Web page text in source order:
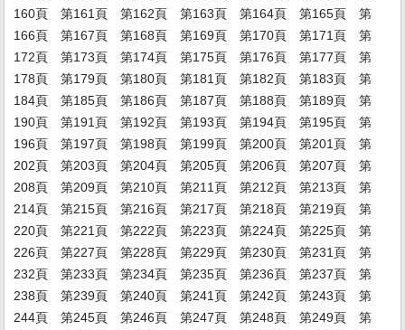
160頁
第161頁 第162頁 第163頁 第164頁 第165頁
第
166頁
第167頁 第168頁 第169頁 第170頁 第171頁
第
172頁
第173頁 第174頁 第175頁 第176頁 第177頁
第
178頁
第179頁 第180頁 第181頁 第182頁 第183頁
第
184頁
第185頁 第186頁 第187頁 第188頁 第189頁
第
190頁
第191頁 第192頁 第193頁 第194頁 第195頁
第
196頁
第197頁 第198頁 第199頁 第200頁 第201頁
第
202頁
第203頁 第204頁 第205頁 第206頁 第207頁
第
208頁
第209頁 第210頁 第211頁 第212頁 第213頁
第
214頁
第215頁 第216頁 第217頁 第218頁 第219頁
第
220頁
第221頁 第222頁 第223頁 第224頁 第225頁
第
226頁
第227頁 第228頁 第229頁 第230頁 第231頁
第
232頁
第233頁 第234頁 第235頁 第236頁 第237頁
第
238頁
第239頁 第240頁 第241頁 第242頁 第243頁
第
244頁
第245頁 第246頁 第247頁 第248頁 第249頁
第